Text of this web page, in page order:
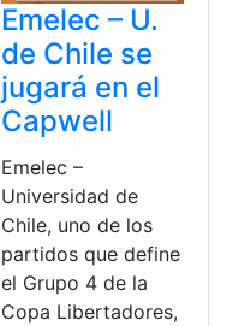
Emelec – U.
de Chile se
jugará en el
Capwell
Emelec –
Universidad de
Chile, uno de los
partidos que define
el Grupo 4 de la
Copa Libertadores,